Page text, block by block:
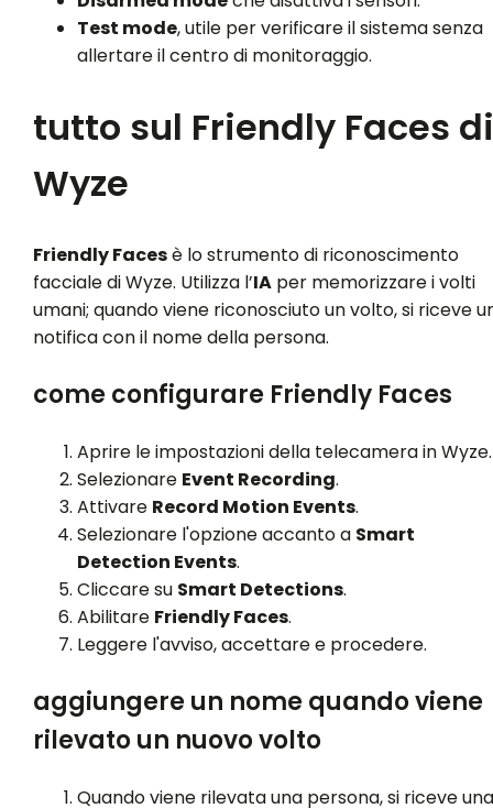
Test mode, utile per verificare il sistema senza
allertare il centro di monitoraggio.
tutto sul Friendly Faces di
Wyze
Friendly Facesè lo strumento di riconoscimento
facciale di Wyze. Utilizza l’IAper memorizzare i volti
umani; quando viene riconosciuto un volto, si riceve
notifica con il nome della persona.
come configurare Friendly Faces
Aprire le impostazioni della telecamera in Wyze.
Selezionare Event Recording.
Attivare Record Motion Events.
Selezionare l'opzione accanto a Smart
Detection Events.
Cliccare su Smart Detections.
Abilitare Friendly Faces.
Leggere l'avviso, accettare e procedere.
aggiungere un nome quando viene
rilevato un nuovo volto
Quando viene rilevata una persona, si riceve una